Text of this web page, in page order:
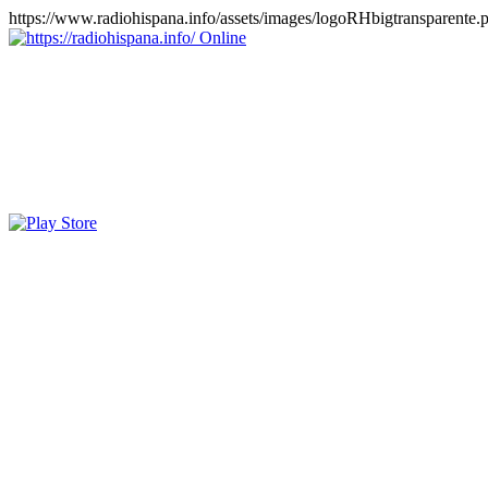
https://www.radiohispana.info/assets/images/
Online